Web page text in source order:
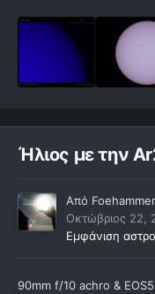
Ήλιος με την
Από Foehammer
Οκτώβριος 22,
Εμφάνιση
90mm f/10 achro &